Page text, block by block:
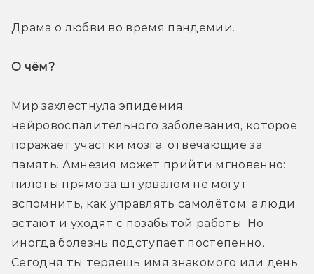
Драма о любви во время пандемии.
О чём?
Мир захлестнула эпидемия
нейровоспалительного заболевания, которое
поражает участки мозга, отвечающие за
память. Амнезия может прийти мгновенно:
пилоты прямо за штурвалом не могут
вспомнить, как управлять самолётом, а люди
встают и уходят с позабытой работы. Но
иногда болезнь подступает постепенно.
Сегодня ты теряешь имя знакомого или день